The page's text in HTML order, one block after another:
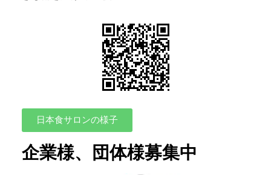
日本食サロンの様子
企業様、団体様募集中